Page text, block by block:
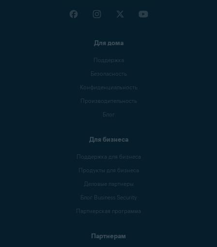
Для дома
Поддержка
Безопасность
Конфиденциальность
Производительность
Блог
Для бизнеса
Поддержка для бизнеса
Продукты для бизнеса
Деловые партнеры
Блог Business Security
Партнерская программа
Партнерам